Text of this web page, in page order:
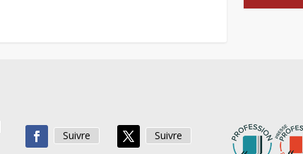
Suivre Suivre